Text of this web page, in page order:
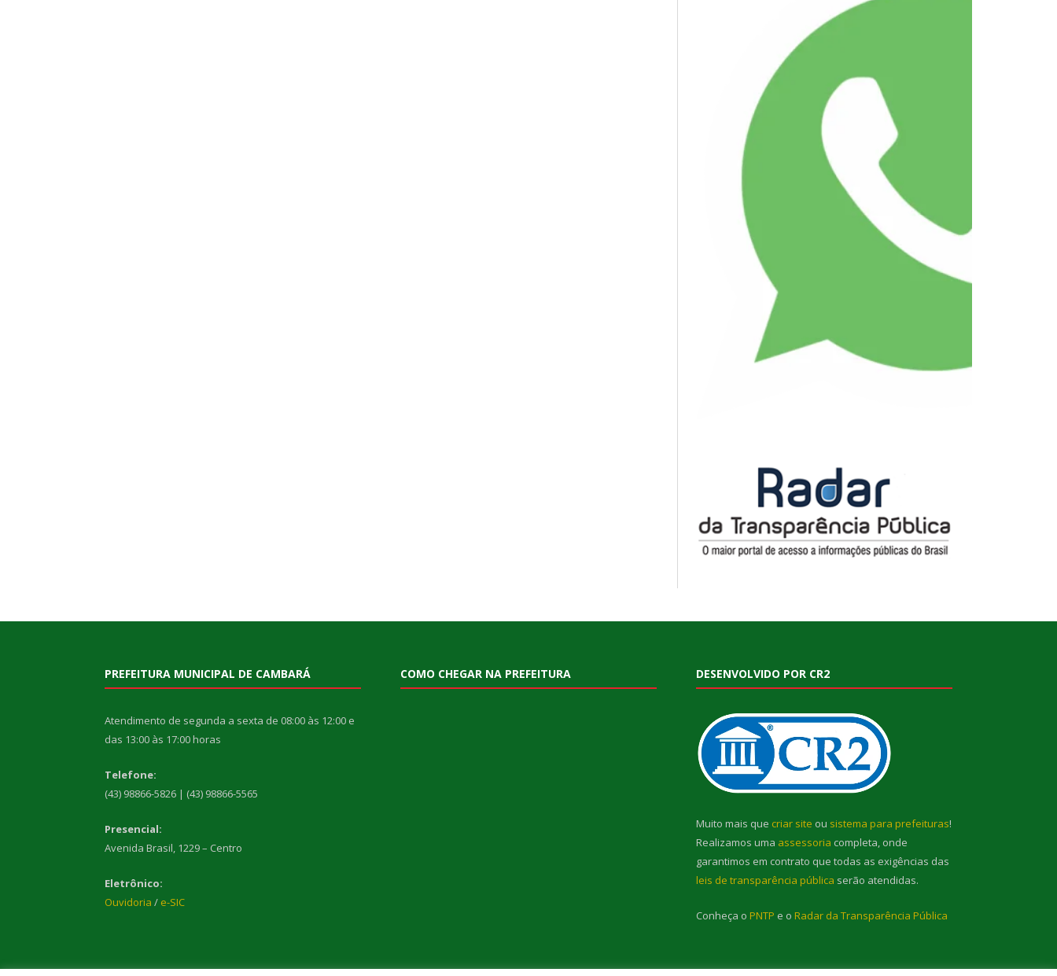
PREFEITURA MUNICIPAL DE CAMBARÁ
Atendimento de segunda a sexta de 08:00 às 12:00 e
das 13:00 às 17:00 horas
Telefone:
(43) 98866-5826 | (43) 98866-5565
Presencial:
Avenida Brasil, 1229 – Centro
Eletrônico:
Ouvidoria / e-SIC
COMO CHEGAR NA PREFEITURA DESENVOLVIDO POR CR2
Muito mais que criar site ou sistema para prefeituras!
Realizamos uma assessoria completa, onde
garantimos em contrato que todas as exigências das
leis de transparência pública serão atendidas.
Conheça o PNTP e o Radar da Transparência Pública